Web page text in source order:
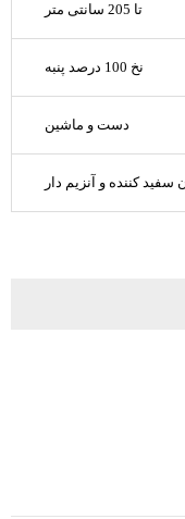
تا 205 سانتی متر
نخ 100 درصد پنبه
دست و ماشین
سفید کننده و آنزیم دار